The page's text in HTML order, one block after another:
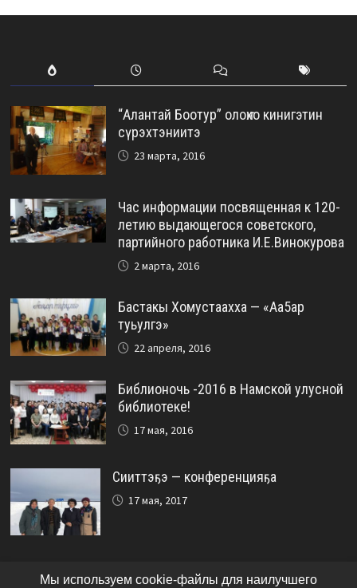
“Алантай Боотур” олоҥхо кинигэтин
сүрэхтэниитэ
23 марта, 2016
Час информации посвященная к 120-
летию выдающегося советского,
партийного работника И.Е.Винокурова
2 марта, 2016
Бастакы Хомустаахха — «Аа5ар
туьулгэ»
22 апреля, 2016
Библионочь -2016 в Намской улусной
библиотеке!
17 мая, 2016
Сииттэҕэ — конференцияҕа
17 мая, 2017
Мы используем cookie-файлы для наилучшего